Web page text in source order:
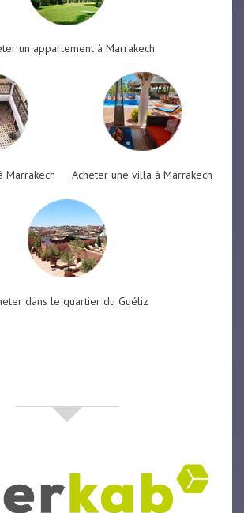
un appartement à Marrakech
Marrakech Acheter une villa à Marrakech
dans le quartier du Guéliz